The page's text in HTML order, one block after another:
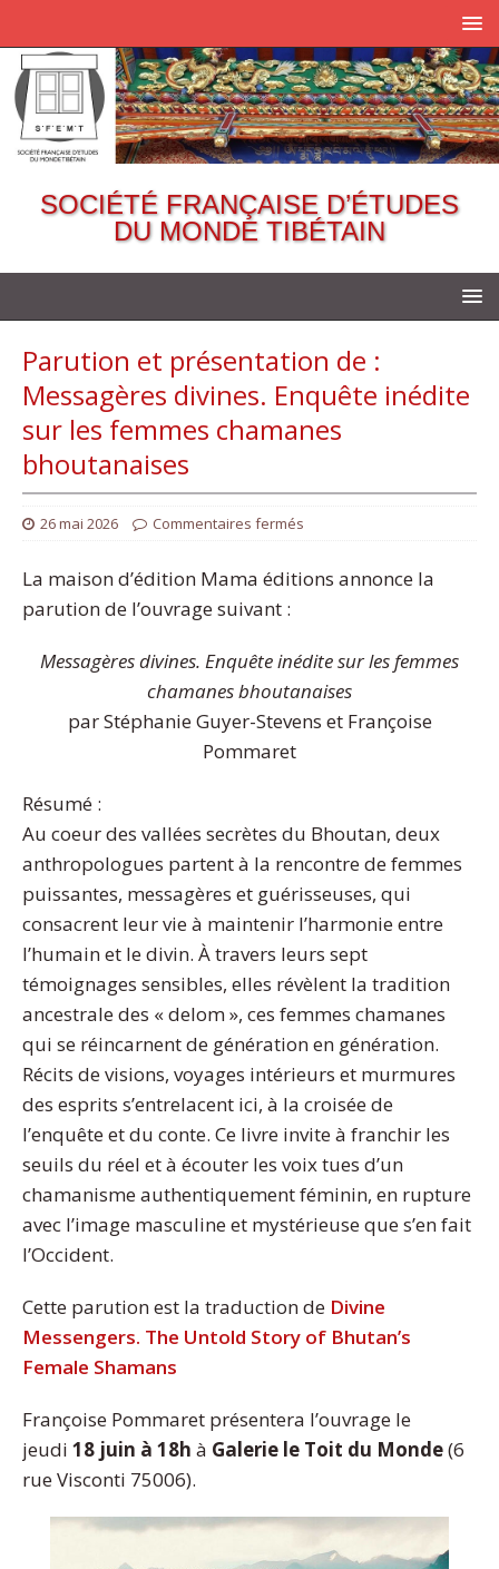
SOCIÉTÉ FRANÇAISE D’ÉTUDES
DU MONDE TIBÉTAIN
Parution et présentation de :
Messagères divines. Enquête inédite
sur les femmes chamanes
bhoutanaises
26 mai 2026 Commentaires fermés
La maison d’édition Mama éditions annonce la
parution de l’ouvrage suivant :
Messagères divines. Enquête inédite sur les femmes
chamanes bhoutanaises
par Stéphanie Guyer-Stevens et Françoise
Pommaret
Résumé :
Au coeur des vallées secrètes du Bhoutan, deux
anthropologues partent à la rencontre de femmes
puissantes, messagères et guérisseuses, qui
consacrent leur vie à maintenir l’harmonie entre
l’humain et le divin. À travers leurs sept
témoignages sensibles, elles révèlent la tradition
ancestrale des « delom », ces femmes chamanes
qui se réincarnent de génération en génération.
Récits de visions, voyages intérieurs et murmures
des esprits s’entrelacent ici, à la croisée de
l’enquête et du conte. Ce livre invite à franchir les
seuils du réel et à écouter les voix tues d’un
chamanisme authentiquement féminin, en rupture
avec l’image masculine et mystérieuse que s’en fait
l’Occident.
Cette parution est la traduction de Divine
Messengers. The Untold Story of Bhutan’s
Female Shamans
Françoise Pommaret présentera l’ouvrage le
jeudi 18 juin à 18h à Galerie le Toit du Monde(6
rue Visconti 75006).